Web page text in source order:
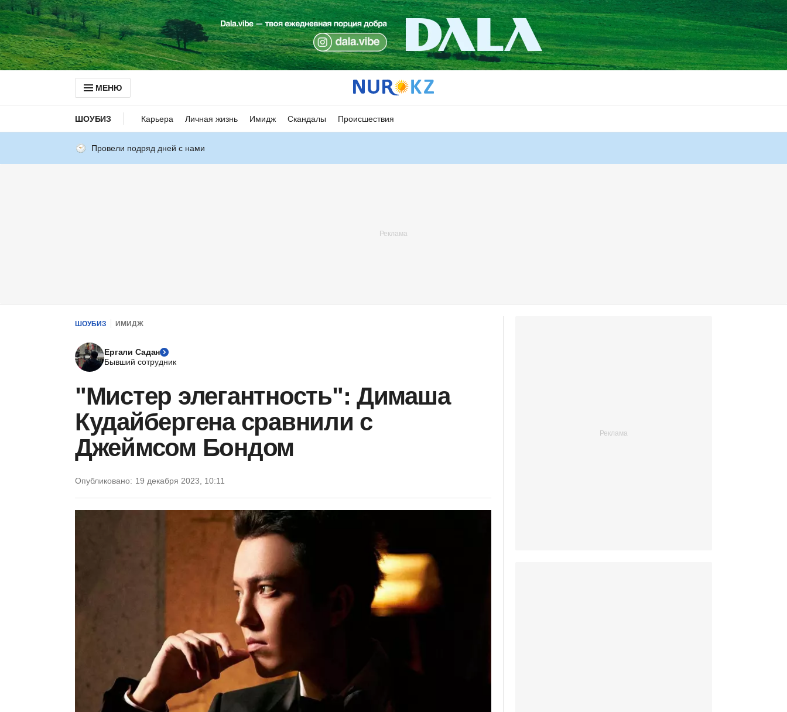
МЕНЮ
ШОУБИЗ Карьера Личная жизнь Имидж Скандалы Происшествия
Провели подряд дней с нами
ШОУБИЗ ИМИДЖ
Ергали Садан
Бывший сотрудник
"Мистер элегантность": Димаша
Кудайбергена сравнили с
Джеймсом Бондом
Опубликовано: 19 декабря 2023, 10:11